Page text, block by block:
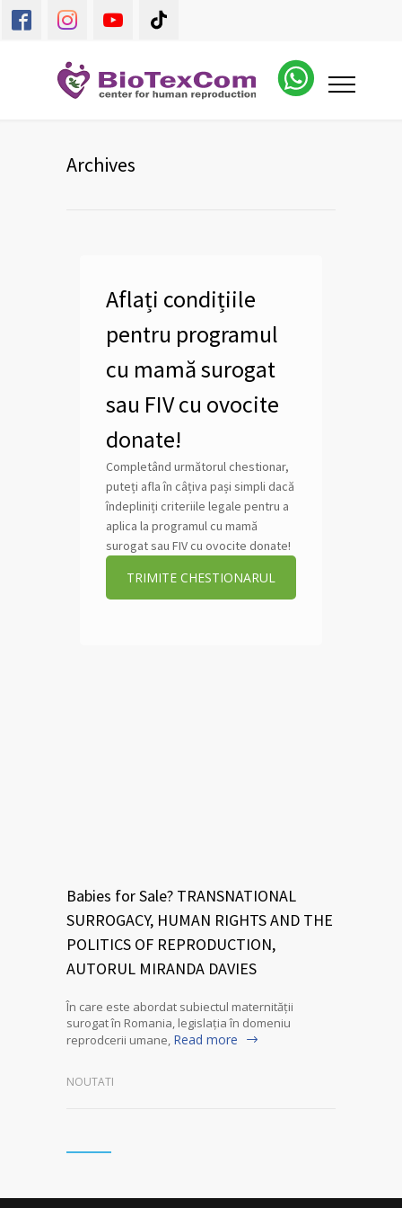
Archives
Aflați condițiile
pentru programul
cu mamă surogat
sau FIV cu ovocite
donate!
Completând următorul chestionar,
puteți afla în câțiva pași simpli dacă
îndepliniți criteriile legale pentru a
aplica la programul cu mamă
surogat sau FIV cu ovocite donate!
TRIMITE CHESTIONARUL
Babies for Sale? TRANSNATIONAL
SURROGACY, HUMAN RIGHTS AND THE
POLITICS OF REPRODUCTION,
AUTORUL MIRANDA DAVIES
În care este abordat subiectul maternității
surogat în Romania, legislația în domeniu
reprodcerii umane, Read more
NOUTATI